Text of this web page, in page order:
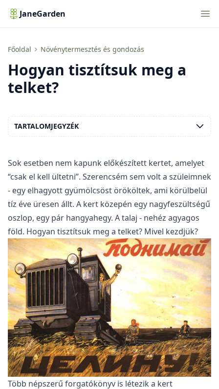
JaneGarden
Főoldal Növénytermesztés és gondozás
Hogyan tisztítsuk meg a telket?
Hogyan tisztítsuk meg a
telket?
Sok esetben nem kapunk előkészített kertet, amelyet
“csak el kell ültetni”. Szerencsém sem volt a szüleimnek
- egy elhagyott gyümölcsöst örököltek, ami körülbelül
tíz éve üresen állt. A kert közepén egy nagyfeszültségű
oszlop, egy pár hangyahegy. A talaj - nehéz agyagos
föld. Hogyan tisztítsuk meg a telket? Mivel kezdjük?
Több népszerű forgatókönyv is létezik a kert
TARTALOMJEGYZÉK